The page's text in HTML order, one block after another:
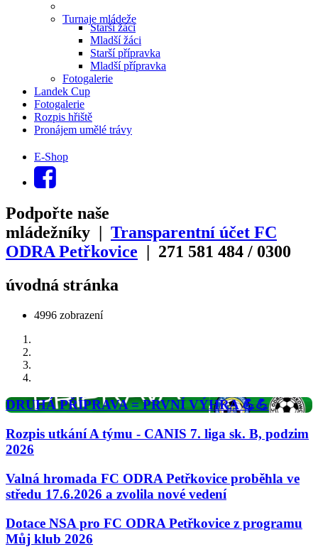
Turnaje mládeže
Starší žáci
Mladší žáci
Starší přípravka
Mladší přípravka
Fotogalerie
Landek Cup
Fotogalerie
Rozpis hřiště
Pronájem umělé trávy
E-Shop
Podpořte naše
mládežníky | Transparentní účet FC
ODRA Petřkovice | 271 581 484 / 0300
úvodná stránka
4996 zobrazení
DRUHÁ PŘÍPRAVA = PRVNÍ VÝHRA 💪💪
Rozpis utkání A týmu - CANIS 7. liga sk. B, podzim
2026
Valná hromada FC ODRA Petřkovice proběhla ve
středu 17.6.2026 a zvolila nové vedení
Dotace NSA pro FC ODRA Petřkovice z programu
Můj klub 2026